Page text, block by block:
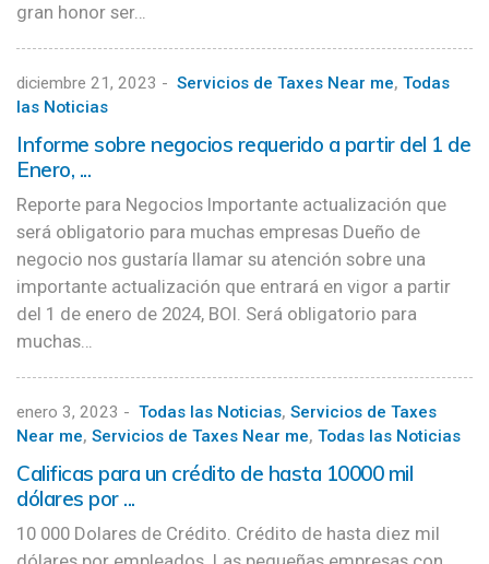
gran honor ser…
diciembre 21, 2023 - Servicios de Taxes Near me, Todas
las Noticias
Informe sobre negocios requerido a partir del 1 de
Enero, ...
Reporte para Negocios Importante actualización que
será obligatorio para muchas empresas Dueño de
negocio nos gustaría llamar su atención sobre una
importante actualización que entrará en vigor a partir
del 1 de enero de 2024, BOI. Será obligatorio para
muchas…
enero 3, 2023 - Todas las Noticias, Servicios de Taxes
Near me, Servicios de Taxes Near me, Todas las Noticias
Calificas para un crédito de hasta 10000 mil
dólares por ...
10 000 Dolares de Crédito. Crédito de hasta diez mil